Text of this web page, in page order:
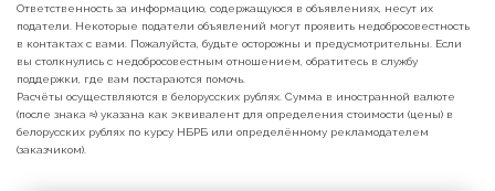
Ответственность за информацию, содержащуюся в объявлениях, несут их
податели. Некоторые податели объявлений могут проявить недобросовестность
в контактах с вами. Пожалуйста, будьте осторожны и предусмотрительны. Если
вы столкнулись с недобросовестным отношением, обратитесь в службу
поддержки, где вам постараются помочь.
Расчёты осуществляются в белорусских рублях. Сумма в иностранной валюте
(после знака ≈) указана как эквивалент для определения стоимости (цены) в
белорусских рублях по курсу НБРБ или определённому рекламодателем
(заказчиком).